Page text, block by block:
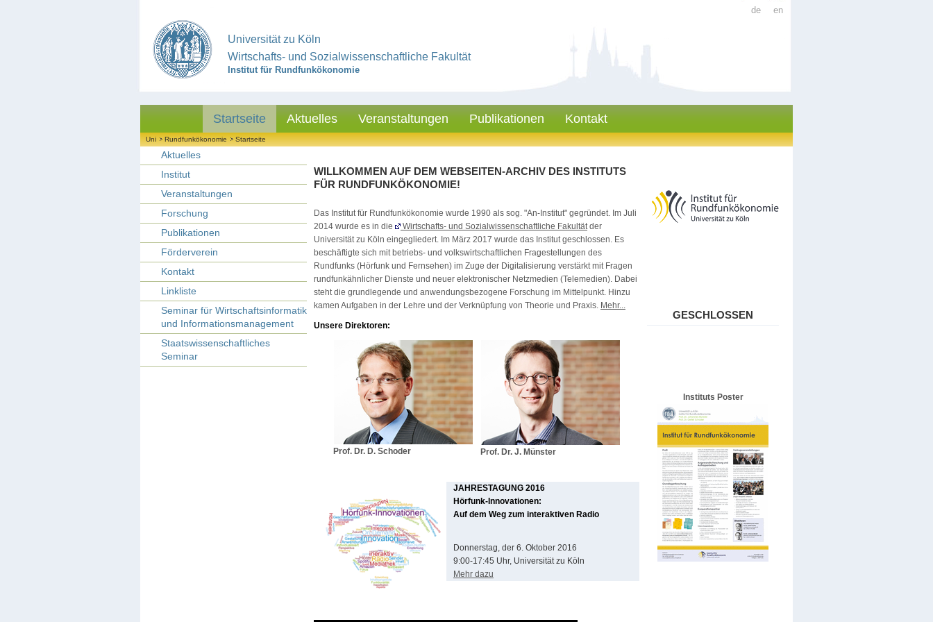
Universität zu Köln
Wirtschafts- und Sozialwissenschaftliche Fakultät
Institut für Rundfunkökonomie
de en
Startseite Aktuelles Veranstaltungen Publikationen Kontakt
Uni Rundfunkökonomie Startseite
Aktuelles
Institut
Veranstaltungen
Forschung
Publikationen
Förderverein
Kontakt
Linkliste
Seminar für Wirtschaftsinformatik
und Informationsmanagement
Staatswissenschaftliches
Seminar
WILLKOMMEN AUF DEM WEBSEITEN-ARCHIV DES INSTITUTS
FÜR RUNDFUNKÖKONOMIE!
Das Institut für Rundfunkökonomie wurde 1990 als sog. "An-Institut" gegründet. Im Juli
2014 wurde es in die
Wirtschafts- und Sozialwissenschaftliche Fakultätder
Universität zu Köln eingegliedert. Im März 2017 wurde das Institut geschlossen. Es
beschäftigte sich mit betriebs- und volkswirtschaftlichen Fragestellungen des
Rundfunks (Hörfunk und Fernsehen) im Zuge der Digitalisierung verstärkt mit Fragen
rundfunkähnlicher Dienste und neuer elektronischer Netzmedien (Telemedien). Dabei
steht die grundlegende und anwendungsbezogene Forschung im Mittelpunkt. Hinzu
kamen Aufgaben in der Lehre und der Verknüpfung von Theorie und Praxis. Mehr...
Unsere Direktoren:
Prof. Dr. D. Schoder Prof. Dr. J. Münster
JAHRESTAGUNG 2016
Hörfunk-Innovationen:
Auf dem Weg zum interaktiven Radio
Donnerstag, der 6. Oktober 2016
9:00-17:45 Uhr, Universität zu Köln
Mehr dazu
GESCHLOSSEN
Instituts Poster